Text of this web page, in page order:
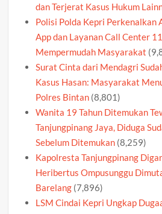
dan Terjerat Kasus Hukum
Polisi Polda Kepri Perkenalkan
App dan Layanan Call Center
Mempermudah Masyarakat
Surat Cinta dari Mendagri
Kasus Hasan: Masyarakat
Polres Bintan (8,801)
Wanita 19 Tahun Ditemukan
Tanjungpinang Jaya, Diduga
Sebelum Ditemukan (8,259)
Kapolresta Tanjungpinang
Heribertus Ompusunggu
Barelang (7,896)
LSM Cindai Kepri Ungkap